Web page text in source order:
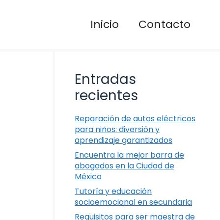
Inicio Contacto
Entradas
recientes
Reparación de autos eléctricos
para niños: diversión y
aprendizaje garantizados
Encuentra la mejor barra de
abogados en la Ciudad de
México
Tutoría y educación
socioemocional en secundaria
Requisitos para ser maestra de